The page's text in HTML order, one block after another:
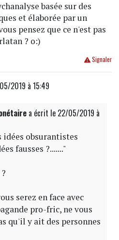
basée sur des
et élaborée par un
pensez que ce n'est pas
? o:)
Signaler
2019 à 15:49
a écrit le 22/05/2019 à
idées obsurantistes
fausses ?......."
serez en face avec
pro-fric, ne vous
qu'il y ait des personnes